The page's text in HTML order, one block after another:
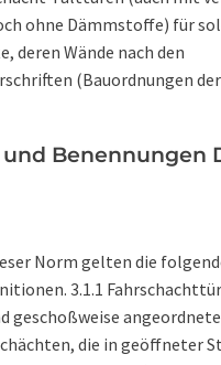
ohne Dämmstoffe) für
deren Wände nach den
(Bauordnungen der
Benennungen
Norm gelten die
3.1.1
geschoßweise angeordnete
die in geöffneter